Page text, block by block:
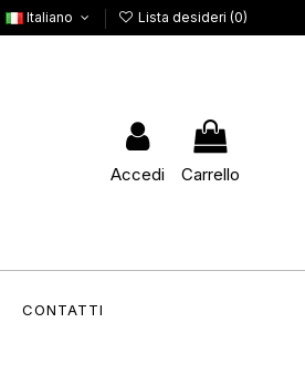
Italiano Lista desideri (0)
Accedi Carrello
CONTATTI